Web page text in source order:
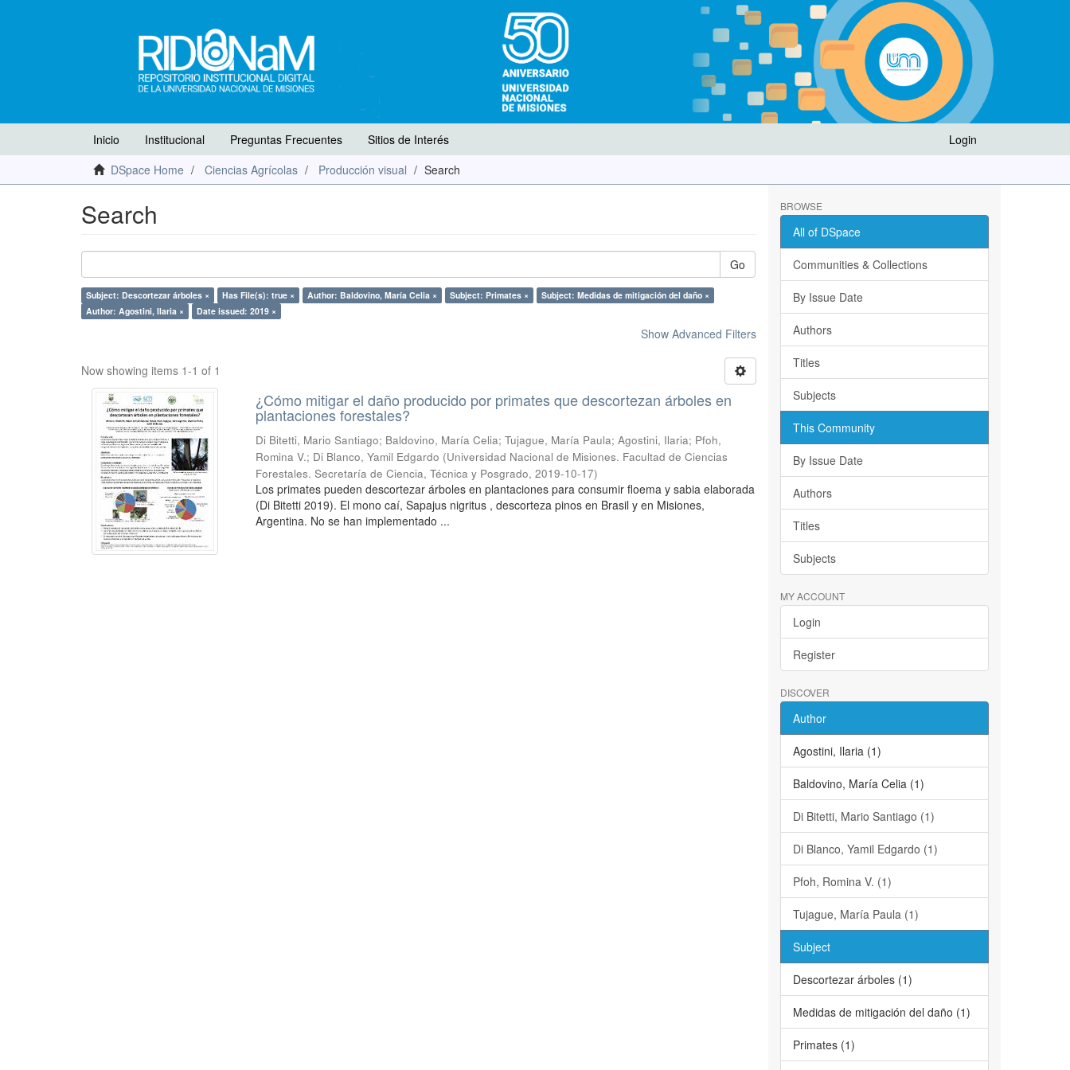
Login
Inicio Institucional Preguntas Frecuentes
Sitios de Interés
DSpace Home
Ciencias Agrícolas Producción visual Search
Search
Go
Subject: Descortezar árboles × Has File(s): true × Author: Baldovino, María Celia × Subject: Primates ×
Subject: Medidas de mitigación del daño ×
Author: Agostini, Ilaria ×
Date issued: 2019 ×
Show Advanced Filters
Now showing items 1-1 of 1
¿Cómo mitigar el daño producido por primates que descortezan árboles en
plantaciones forestales?
Di Bitetti, Mario Santiago; Baldovino, María Celia; Tujague, María Paula; Agostini, Ilaria; Pfoh,
Romina V.; Di Blanco, Yamil Edgardo (Universidad Nacional de Misiones. Facultad de Ciencias
Forestales. Secretaría de Ciencia, Técnica y Posgrado,2019-10-17)
Los primates pueden descortezar árboles en plantaciones para consumir floema y sabia elaborada
(Di Bitetti 2019). El mono caí, Sapajus nigritus , descorteza pinos en Brasil y en Misiones,
Argentina. No se han implementado ...
BROWSE
All of DSpace
Communities & Collections
By Issue Date
Authors
Titles
Subjects
This Community
By Issue Date
Authors
Titles
Subjects
MY ACCOUNT
Login
Register
DISCOVER
Author
Agostini, Ilaria (1)
Baldovino, María Celia (1)
Di Bitetti, Mario Santiago (1)
Di Blanco, Yamil Edgardo (1)
Pfoh, Romina V. (1)
Tujague, María Paula (1)
Subject
Descortezar árboles (1)
Medidas de mitigación del daño (1)
Primates (1)